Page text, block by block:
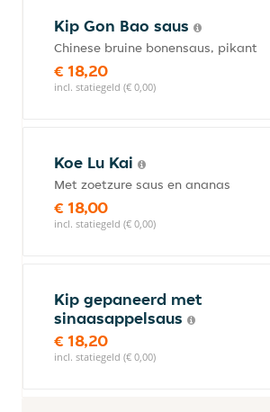
Kip Gon Bao saus
Chinese bruine bonensaus, pikant
€ 18,20
incl. statiegeld (€ 0,00)
Koe Lu Kai
Met zoetzure saus en ananas
€ 18,00
incl. statiegeld (€ 0,00)
Kip gepaneerd met
sinaasappelsaus
€ 18,20
incl. statiegeld (€ 0,00)